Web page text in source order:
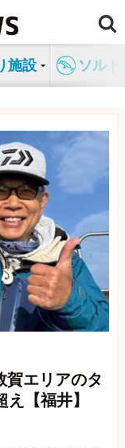
施設 ソル
賀エリアのタ
【福井】